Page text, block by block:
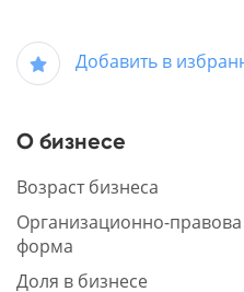
Добавить в
О бизнесе
Возраст бизнеса
Организационно-правова
форма
Доля в бизнесе